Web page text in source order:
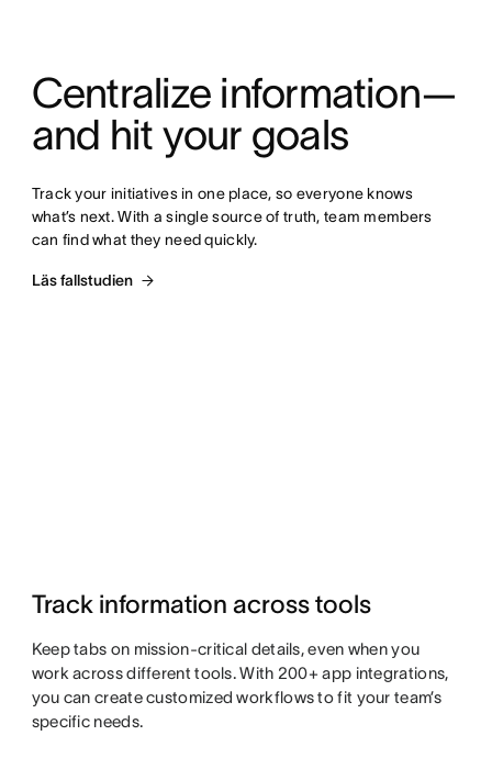
Centralize information—
and hit your goals
Track your initiatives in one place, so everyone knows
what’s next. With a single source of truth, team members
can find what they need quickly.
Läs fallstudien
Track information across tools
Keep tabs on mission-critical details, even when you
work across different tools. With 200+ app integrations,
you can create customized workflows to fit your team’s
specific needs.